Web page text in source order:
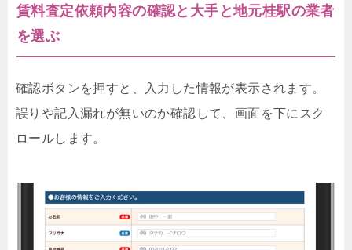
賃料査定依頼内容の確認と大手と地元桂駅の業者
を選ぶ
確認ボタンを押すと、入力した情報が表示されます。
誤りや記入漏れが無いのか確認して、画面を下にスク
ロールします。